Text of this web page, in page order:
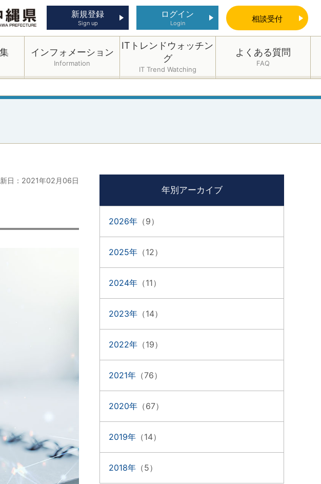
新規登録
Sign up
ログイン
Login 相談受付
インフォメーション
Information
ITトレンドウォッチン
グ
IT Trend Watching
よくある質問
FAQ
日：2021年02月06日
年別アーカイブ
2026年 （9）
2025年 （12）
2024年 （11）
2023年 （14）
2022年 （19）
2021年 （76）
2020年 （67）
2019年 （14）
2018年 （5）